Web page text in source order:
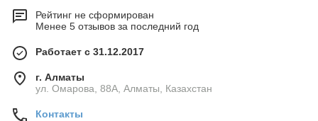
Рейтинг не сформирован
Менее 5 отзывов за последний год
Работает с 31.12.2017
г. Алматы
ул. Омарова, 88А, Алматы, Казахстан
Контакты